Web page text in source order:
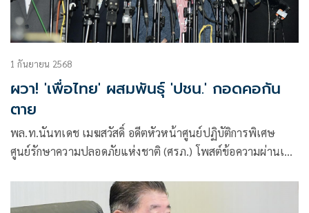
1 กันยายน 2568
ผวา! 'เพื่อไทย' ผสมพันธุ์ 'ปชน.' กอดคอกัน
ตาย
พล.ท.นันทเดช เมฆสวัสดิ์ อดีตหัวหน้าศูนย์ปฏิบัติการพิเศษ
ศูนย์รักษาความปลอดภัยแห่งชาติ (ศรภ.) โพสต์ข้อความผ่านเฟ